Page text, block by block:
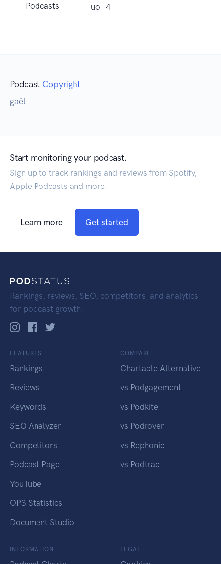
Podcasts
uo=4
Podcast Copyright
gaël
Start monitoring your podcast.
Sign up to track rankings and reviews from Spotify,
Apple Podcasts and more.
Learn more Get started
Rankings, reviews, SEO, competitors, and analytics
for podcast growth.
FEATURES
Rankings
Reviews
Keywords
SEO Analyzer
Competitors
Podcast Page
YouTube
OP3 Statistics
Document Studio
COMPARE
Chartable Alternative
vs Podgagement
vs Podkite
vs Podrover
vs Rephonic
vs Podtrac
INFORMATION LEGAL